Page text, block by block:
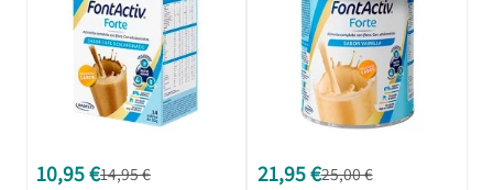
10,95 €14,95 €
21,95 €25,00 €